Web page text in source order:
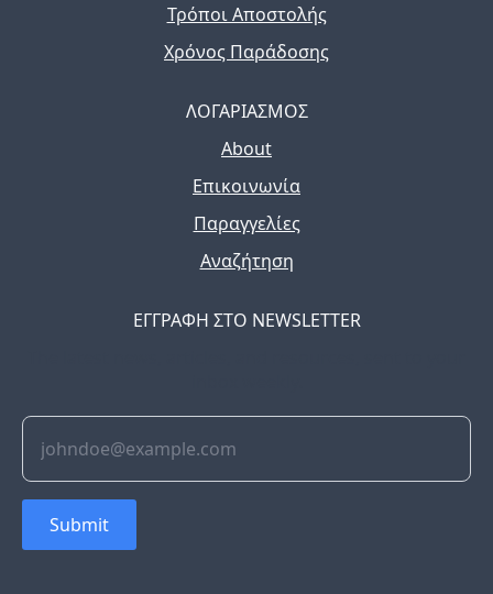
Τρόποι Αποστολής
Χρόνος Παράδοσης
ΛΟΓΑΡΙΑΣΜΟΣ
About
Επικοινωνία
Παραγγελίες
Αναζήτηση
ΕΓΓΡΑΦΗ ΣΤΟ NEWSLETTER
Submit